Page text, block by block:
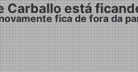
Carballo está
fica de fora da